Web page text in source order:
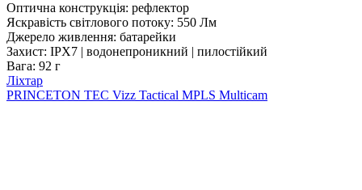
Оптична конструкція: рефлектор
Яскравість світлового потоку: 550 Лм
Джерело живлення: батарейки
Захист: IPX7 | водонепроникний | пилостійкий
Вага: 92 г
Ліхтар
PRINCETON TEC Vizz Tactical MPLS Multicam